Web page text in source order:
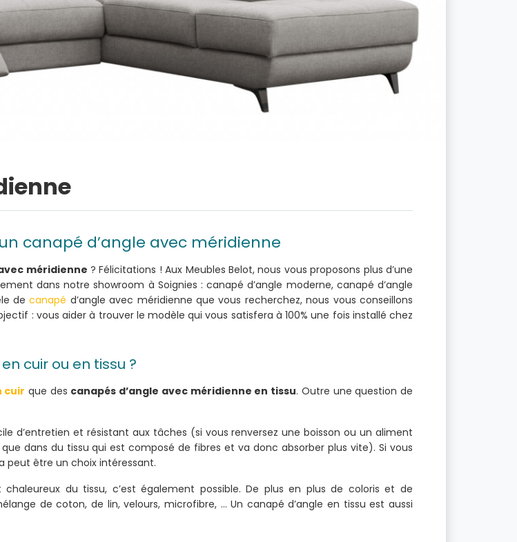
canapé d’angle avec méridienne
méridienne ? Félicitations ! Aux Meubles Belot, nous vous proposons plus d’une
dans notre showroom à Soignies : canapé d’angle moderne, canapé d’angle
decanapé d’angle avec méridienne que vous recherchez, nous vous conseillons
: vous aider à trouver le modèle qui vous satisfera à 100% une fois installé chez
cuir ou en tissu ?
cuir que des canapés d’angle avec méridienne en tissu. Outre une question de
d’entretien et résistant aux tâches (si vous renversez une boisson ou un aliment
dans du tissu qui est composé de fibres et va donc absorber plus vite). Si vous
peut être un choix intéressant.
du tissu, c’est également possible. De plus en plus de coloris et de
de coton, de lin, velours, microfibre, … Un canapé d’angle en tissu est aussi